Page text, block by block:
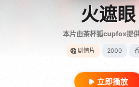
火遮眼
本片由茶杯狐cupfox提
剧情片 2000
立即播放